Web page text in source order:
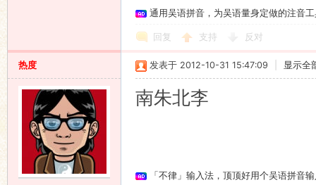
通用吴语拼音，为吴语量身定做的注音
回复 支持 反对
热度 发表于 2012-10-31 15:47:09 显示全
南朱北李
「不律」输入法，顶顶好用个吴语拼音